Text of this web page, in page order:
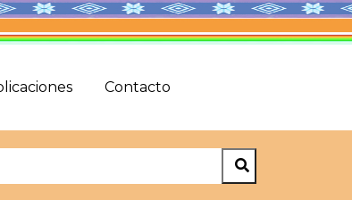
Contacto